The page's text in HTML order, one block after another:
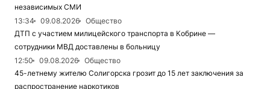
независимых СМИ
13:34
09.08.2026
Общество
ДТП с участием милицейского транспорта в Кобрине —
сотрудники МВД доставлены в больницу
12:50
09.08.2026
Общество
45-летнему жителю Солигорска грозит до 15 лет заключения за
распространение наркотиков